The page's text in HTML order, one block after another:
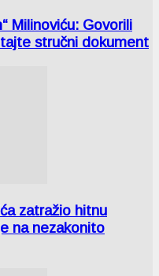
Milinoviću: Govorili
stručni dokument
zatražio hitnu
na nezakonito